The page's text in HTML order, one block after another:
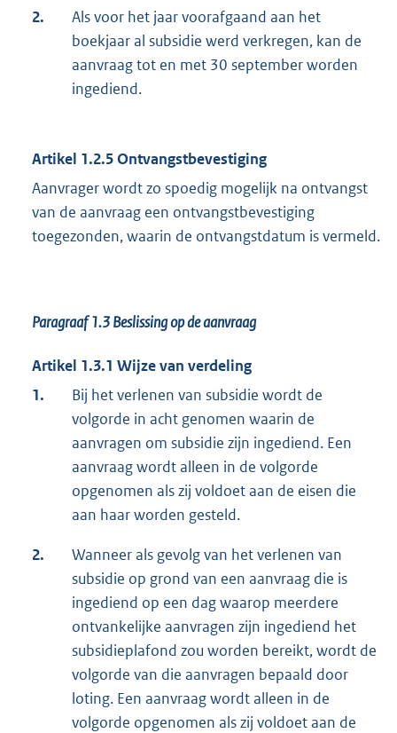
2.
Als voor het jaar voorafgaand aan het
boekjaar al subsidie werd verkregen, kan de
aanvraag tot en met 30 september worden
ingediend.
Artikel 1.2.5 Ontvangstbevestiging
Aanvrager wordt zo spoedig mogelijk na ontvangst
van de aanvraag een ontvangstbevestiging
toegezonden, waarin de ontvangstdatum is vermeld.
Paragraaf 1.3Beslissing op de aanvraag
Artikel 1.3.1 Wijze van verdeling
1.
Bij het verlenen van subsidie wordt de
volgorde in acht genomen waarin de
aanvragen om subsidie zijn ingediend. Een
aanvraag wordt alleen in de volgorde
opgenomen als zij voldoet aan de eisen die
aan haar worden gesteld.
2.
Wanneer als gevolg van het verlenen van
subsidie op grond van een aanvraag die is
ingediend op een dag waarop meerdere
ontvankelijke aanvragen zijn ingediend het
subsidieplafond zou worden bereikt, wordt de
volgorde van die aanvragen bepaald door
loting. Een aanvraag wordt alleen in de
volgorde opgenomen als zij voldoet aan de